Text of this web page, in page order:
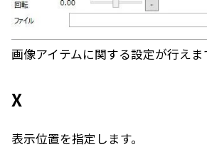
画像アイテムに関する設定が行えま
X
表示位置を指定します。